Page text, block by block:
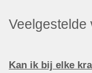
Veelgestelde
Kan ik bij elke